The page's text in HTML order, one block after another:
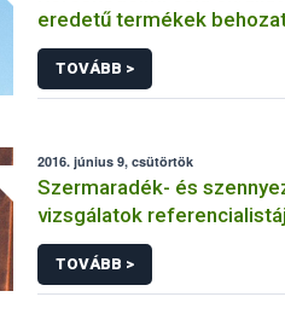
eredetű termékek
harmadik (nem EU)
TOVÁBB >
2016. június 9, csütörtök
Szermaradék- és
vizsgálatok
TOVÁBB >